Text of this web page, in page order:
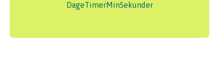
DageTimerMinSekunder